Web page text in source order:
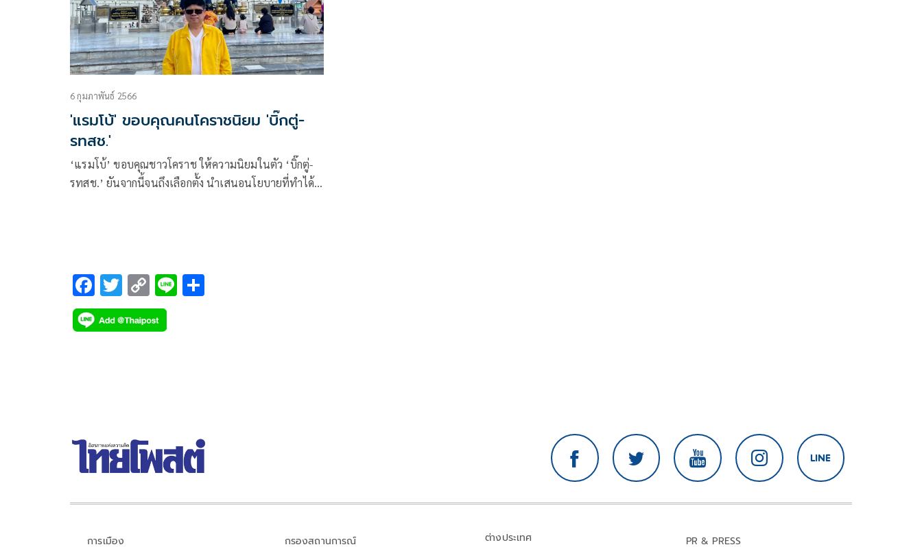
6 กุมภาพันธ์ 2566
'แรมโบ้' ขอบคุณคนโคราชนิยม 'บิ๊กตู่-
รทสช.'
‘แรมโบ้’ ขอบคุณชาวโคราช ให้ความนิยมในตัว ‘บิ๊กตู่-
รทสช.’ ยันจากนี้จนถึงเลือกตั้ง นำเสนอนโยบายที่ทำได้
F
ac
e
T
wi
tt
C
o
p
Li
การเมือง กรองสถานการณ์ ต่างประเทศ PR & PRESS